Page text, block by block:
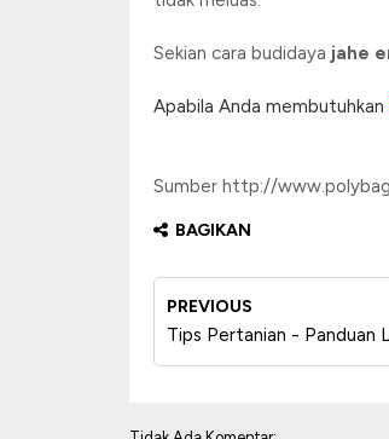
Sekian cara budidaya jahe
Apabila Anda membutuhkan
Sumber http://
BAGIKAN
PREVIOUS
Tips Pertanian - Panduan